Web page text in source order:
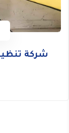
شركة